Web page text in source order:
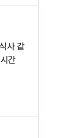
사 같
간